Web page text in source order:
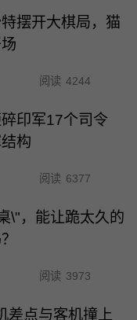
摆开大棋局，猫
阅读 4244
印军17个司令
构
阅读 6377
\"，能让跪太久的
阅读 3973
差点与客机撞上